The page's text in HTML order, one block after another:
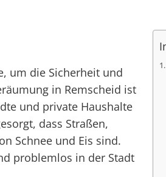
um die Sicherheit und
in Remscheid ist
und private Haushalte
dass Straßen,
Schnee und Eis sind.
problemlos in der Stadt